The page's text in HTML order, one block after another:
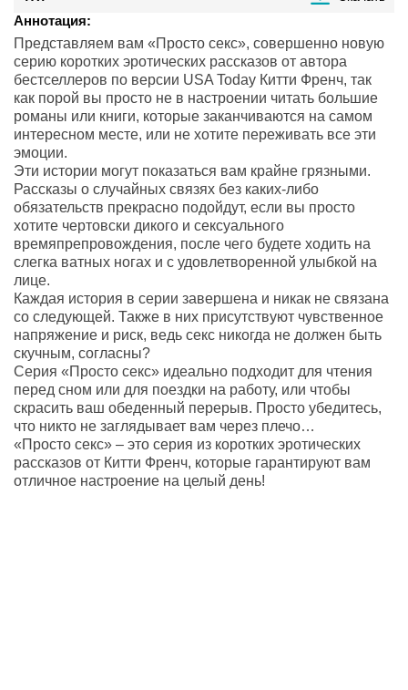
Аннотация:
Представляем вам «Просто секс», совершенно новую
серию коротких эротических рассказов от автора
бестселлеров по версии USA Today Китти Френч, так
как порой вы просто не в настроении читать большие
романы или книги, которые заканчиваются на самом
интересном месте, или не хотите переживать все эти
эмоции.
Эти истории могут показаться вам крайне грязными.
Рассказы о случайных связях без каких-либо
обязательств прекрасно подойдут, если вы просто
хотите чертовски дикого и сексуального
времяпрепровождения, после чего будете ходить на
слегка ватных ногах и с удовлетворенной улыбкой на
лице.
Каждая история в серии завершена и никак не связана
со следующей. Также в них присутствуют чувственное
напряжение и риск, ведь секс никогда не должен быть
скучным, согласны?
Серия «Просто секс» идеально подходит для чтения
перед сном или для поездки на работу, или чтобы
скрасить ваш обеденный перерыв. Просто убедитесь,
что никто не заглядывает вам через плечо…
«Просто секс» – это серия из коротких эротических
рассказов от Китти Френч, которые гарантируют вам
отличное настроение на целый день!